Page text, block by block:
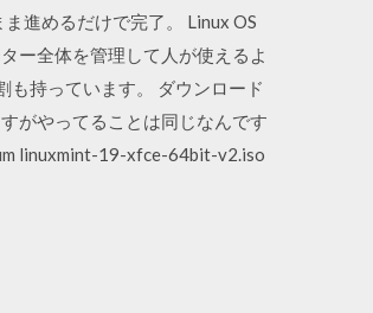
進めるだけで完了。 Linux OS
ー全体を管理して人が使えるよ
も持っています。 ダウンロード
がやってることは同じなんです
linuxmint-19-xfce-64bit-v2.iso